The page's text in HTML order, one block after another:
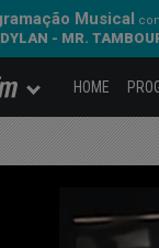
Musical
- MR.
HOME